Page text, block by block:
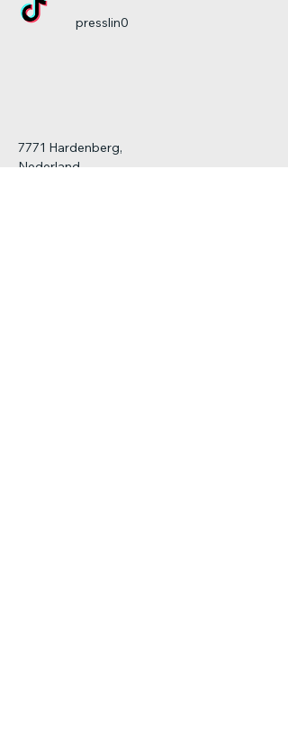
presslin0
7771 Hardenberg,
Nederland